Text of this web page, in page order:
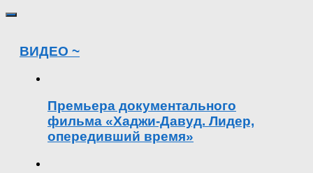
ВИДЕО ~
Премьера документального
фильма «Хаджи-Давуд. Лидер,
опередивший время»